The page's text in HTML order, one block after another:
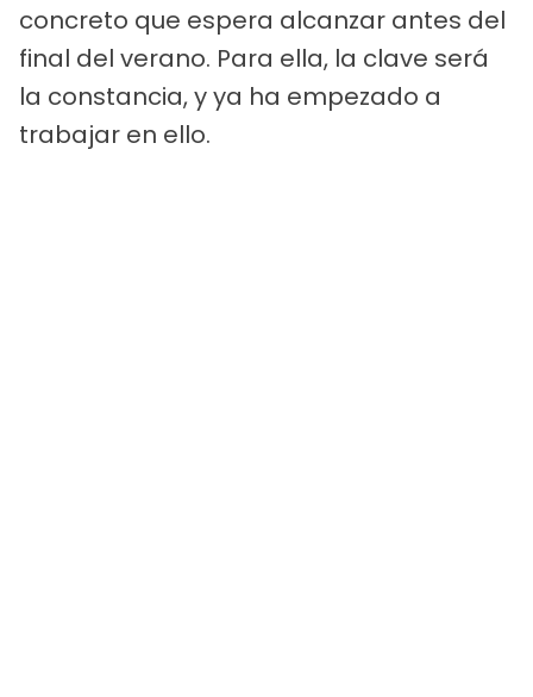
concreto que espera alcanzar antes del
final del verano. Para ella, la clave será
la constancia, y ya ha empezado a
trabajar en ello.